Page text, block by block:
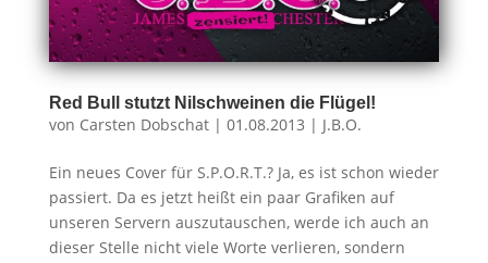
Red Bull stutzt Nilschweinen die Flügel!
von Carsten Dobschat| 01.08.2013 | J.B.O.
Ein neues Cover für S.P.O.R.T.? Ja, es ist schon wieder
passiert. Da es jetzt heißt ein paar Grafiken auf
unseren Servern auszutauschen, werde ich auch an
dieser Stelle nicht viele Worte verlieren, sondern